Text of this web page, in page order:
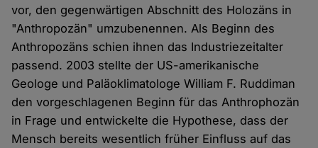
vor, den gegenwärtigen Abschnitt des Holozäns in
"Anthropozän" umzubenennen. Als Beginn des
Anthropozäns schien ihnen das Industriezeitalter
passend. 2003 stellte der US-amerikanische
Geologe und Paläoklimatologe William F. Ruddiman
den vorgeschlagenen Beginn für das Anthrophozän
in Frage und entwickelte die Hypothese, dass der
Mensch bereits wesentlich früher Einfluss auf das